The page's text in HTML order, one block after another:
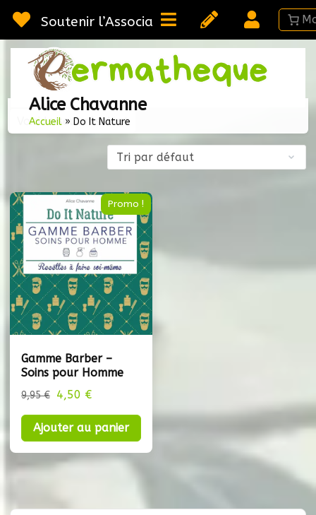
au
contenu
Soutenir l’Association
Alice Chavanne
Accueil » Do It Nature
Voici le seul résultat
Promo !
Gamme Barber –
Soins pour Homme
9,95€ Le
initial
9,95 €.
4,50 €Le
actuel
4,50 €.
Ajouter au panier